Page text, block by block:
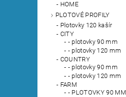
HOME
PLOTOVÉ PROFILY
Plotovky 120 kašír
CITY
- plotovky 90 mm
- plotovky 120 mm
COUNTRY
- plotovky 90 mm
- plotovky 120 mm
FARM
- PLOTOVKY 90 MM